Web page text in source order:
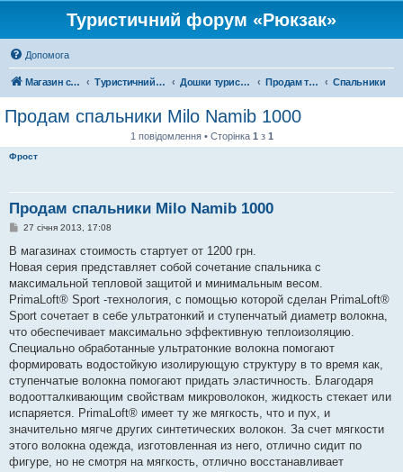
Туристичний форум «Рюкзак»
Допомога
Магазин спорядження Туристичний форум «Рюкзак» Дошки туристичних оголошень Продам туристичне спорядження Спальники
Продам спальники Milo Namib 1000
1 повідомлення • Сторінка 1 з 1
Фрост
Продам спальники Milo Namib 1000
П
в
д
о
л
е
н
я
27 січня 2013, 17:08
В магазинах стоимость стартует от 1200 грн.
Новая серия представляет собой сочетание спальника с
максимальной тепловой защитой и минимальным весом.
PrimaLoft® Sport -технология, с помощью которой сделан PrimaLoft®
Sport сочетает в себе ультратонкий и ступенчатый диаметр волокна,
что обеспечивает максимально эффективную теплоизоляцию.
Специально обработанные ультратонкие волокна помогают
формировать водостойкую изолирующую структуру в то время как,
ступенчатые волокна помогают придать эластичность. Благодаря
водоотталкивающим свойствам микроволокон, жидкость стекает или
испаряется. PrimaLoft® имеет ту же мягкость, что и пух, и
значительно мягче других синтетических волокон. За счет мягкости
этого волокна одежда, изготовленная из него, отлично сидит по
фигуре, но не смотря на мягкость, отлично восстанавливает